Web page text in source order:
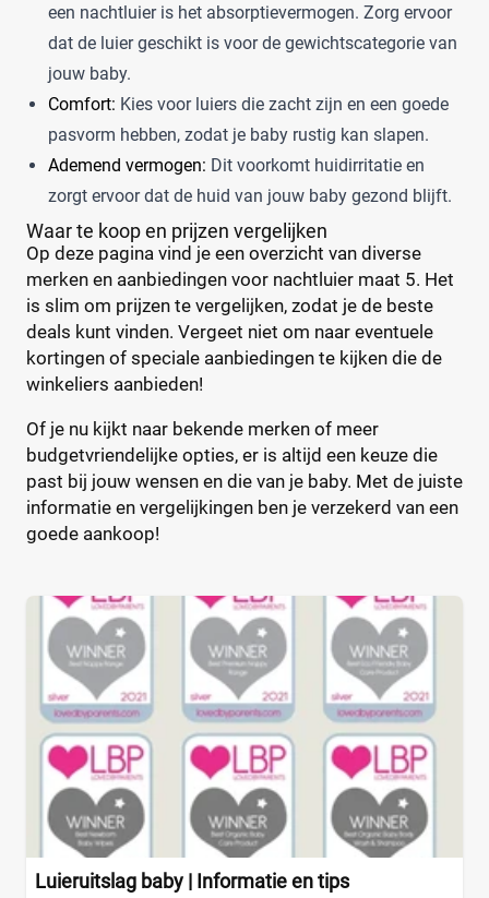
Milieuvriendelijk
Ongeparfumeerd
Urine-indicator
Geslacht
Jongen
Jongen en meisje
Meisje (0)
Winkel
Drogist
Etos
Kruidvat
Trekpleister
Aldi
Plus
Webshop
Amazon
Babydrogist
BigGreenSmile
Bol
▼ +7 meer
een nachtluier is het absorptievermogen. Zorg ervoor
dat de luier geschikt is voor de gewichtscategorie van
jouw baby.
Comfort: Kies voor luiers die zacht zijn en een goede
pasvorm hebben, zodat je baby rustig kan slapen.
Ademend vermogen: Dit voorkomt huidirritatie en
zorgt ervoor dat de huid van jouw baby gezond blijft.
Waar te koop en prijzen vergelijken
Op deze pagina vind je een overzicht van diverse
merken en aanbiedingen voor nachtluier maat 5. Het
is slim om prijzen te vergelijken, zodat je de beste
deals kunt vinden. Vergeet niet om naar eventuele
kortingen of speciale aanbiedingen te kijken die de
winkeliers aanbieden!
Of je nu kijkt naar bekende merken of meer
budgetvriendelijke opties, er is altijd een keuze die
past bij jouw wensen en die van je baby. Met de juiste
informatie en vergelijkingen ben je verzekerd van een
goede aankoop!
Luieruitslag baby | Informatie en tips